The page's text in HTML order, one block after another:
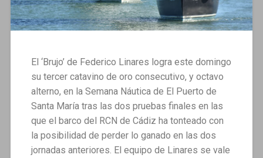
El ‘Brujo’ de Federico Linares logra este domingo
su tercer catavino de oro consecutivo, y octavo
alterno, en la Semana Náutica de El Puerto de
Santa María tras las dos pruebas finales en las
que el barco del RCN de Cádiz ha tonteado con
la posibilidad de perder lo ganado en las dos
jornadas anteriores. El equipo de Linares se vale